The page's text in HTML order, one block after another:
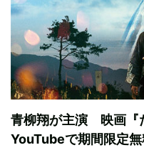
青柳翔が主演 映画『
YouTubeで期間限定